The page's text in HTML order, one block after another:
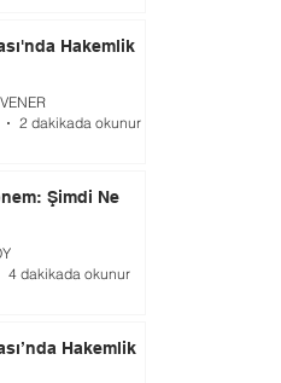
Hakemlik
2 dakikada okunur
Şimdi Ne
4 dakikada okunur
Hakemlik